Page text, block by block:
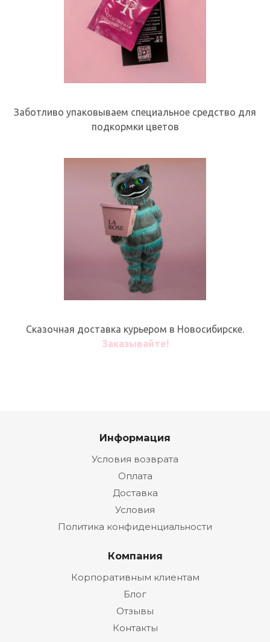
Заботливо упаковываем специальное средство для
подкормки цветов
Сказочная доставка курьером в Новосибирске.
Заказывайте!
Информация
Условия возврата
Оплата
Доставка
Условия
Политика конфиденциальности
Компания
Корпоративным клиентам
Блог
Отзывы
Контакты